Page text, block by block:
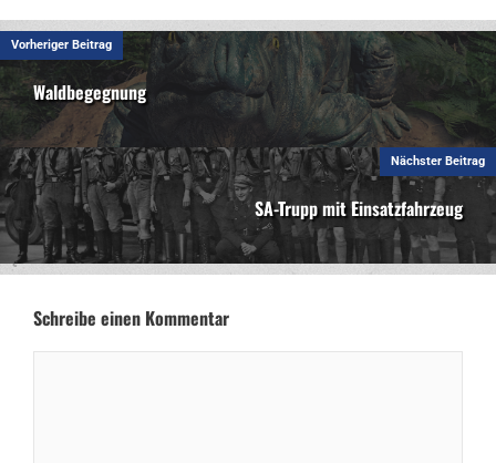
Vorheriger Beitrag
Waldbegegnung
Nächster Beitrag
SA-Trupp mit Einsatzfahrzeug
Schreibe einen Kommentar